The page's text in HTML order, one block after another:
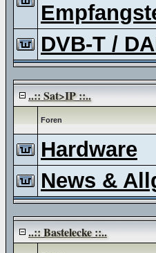
DVB-T /
..:: Sat>IP ::..
Foren
Hardware
News &
..:: Bastelecke ::..